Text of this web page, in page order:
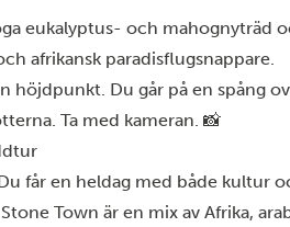
Denna webbplats
Vi använder
sociala medier och
sin tur kombinera
eukalyptus- och mahognyträd
afrikansk paradisflugsnappare.
höjdpunkt. Du går på en spång
Ta med kameran. 📸
får en heldag med både kultur
Town är en mix av Afrika,